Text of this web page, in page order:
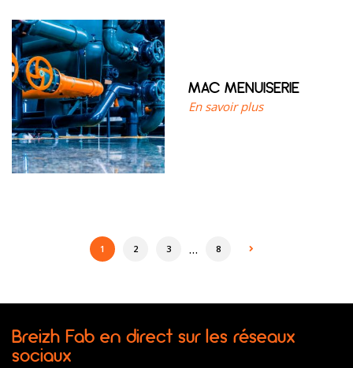
MAC MENUISERIE
En savoir plus
1 2 3 … 8
Breizh Fab en direct sur les réseaux
sociaux